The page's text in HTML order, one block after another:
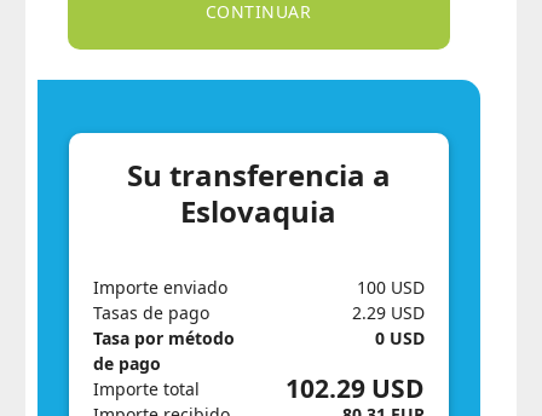
Su transferencia a
Eslovaquia
Importe enviado
Tasas de pago
Tasa por método
de pago
100 USD
2.29 USD
0 USD
Importe total
102.29 USD